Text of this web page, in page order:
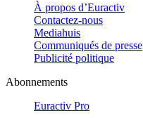
À propos d’Euractiv
Contactez-nous
Mediahuis
Communiqués de presse
Publicité politique
Abonnements
Euractiv Pro